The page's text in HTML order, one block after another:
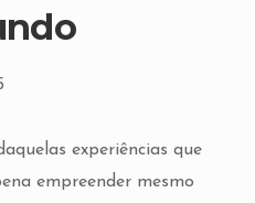
experiências que
empreender mesmo